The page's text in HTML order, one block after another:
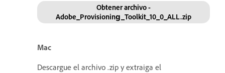
Obtener archivo -
Adobe_Provisioning_Toolkit_10_0_ALL.zip
Mac
Descargue el archivo .zip y extraiga el